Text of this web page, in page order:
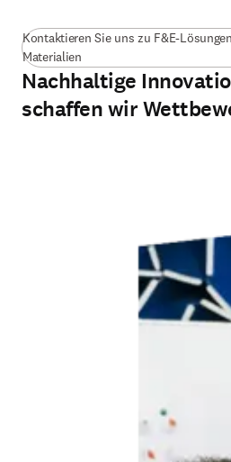
Kontaktieren Sie uns zu F&E-
Materialien
Nachhaltige
schaffen wir